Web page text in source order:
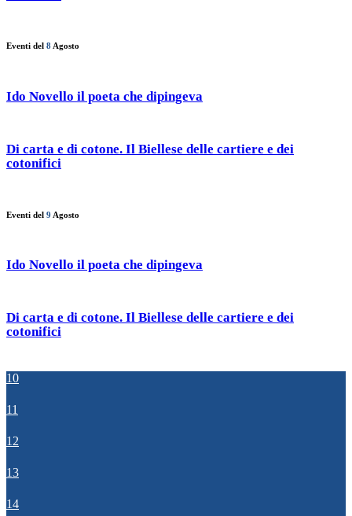
Eventi del 8 Agosto
Ido Novello il poeta che dipingeva
Di carta e di cotone. Il Biellese delle cartiere e dei
cotonifici
Eventi del 9 Agosto
Ido Novello il poeta che dipingeva
Di carta e di cotone. Il Biellese delle cartiere e dei
cotonifici
10
11
12
13
14